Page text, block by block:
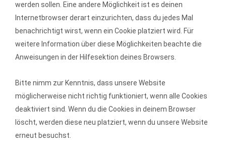
werden sollen. Eine andere Möglichkeit ist es deinen
Internetbrowser derart einzurichten, dass du jedes Mal
benachrichtigt wirst, wenn ein Cookie platziert wird. Für
weitere Information über diese Möglichkeiten beachte die
Anweisungen in der Hilfesektion deines Browsers.
Bitte nimm zur Kenntnis, dass unsere Website
möglicherweise nicht richtig funktioniert, wenn alle Cookies
deaktiviert sind. Wenn du die Cookies in deinem Browser
löscht, werden diese neu platziert, wenn du unsere Website
erneut besuchst.